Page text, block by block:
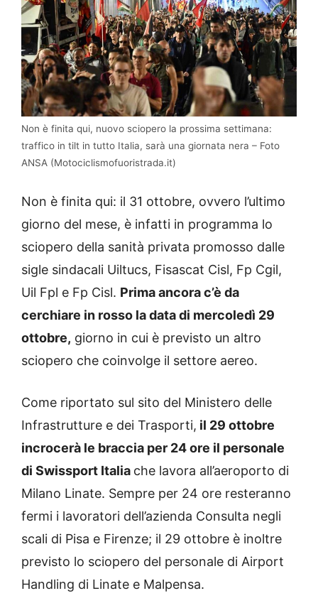
Non è finita qui, nuovo sciopero la prossima settimana:
traffico in tilt in tutto Italia, sarà una giornata nera – Foto
ANSA (Motociclismofuoristrada.it)
Non è finita qui: il 31 ottobre, ovvero l’ultimo
giorno del mese, è infatti in programma lo
sciopero della sanità privata promosso dalle
sigle sindacali Uiltucs, Fisascat Cisl, Fp Cgil,
Uil Fpl e Fp Cisl. Prima ancora c’è da
cerchiare in rosso la data di mercoledì 29
ottobre, giorno in cui è previsto un altro
sciopero che coinvolge il settore aereo.
Come riportato sul sito del Ministero delle
Infrastrutture e dei Trasporti, il 29 ottobre
incrocerà le braccia per 24 ore il personale
di Swissport Italia che lavora all’aeroporto di
Milano Linate. Sempre per 24 ore resteranno
fermi i lavoratori dell’azienda Consulta negli
scali di Pisa e Firenze; il 29 ottobre è inoltre
previsto lo sciopero del personale di Airport
Handling di Linate e Malpensa.